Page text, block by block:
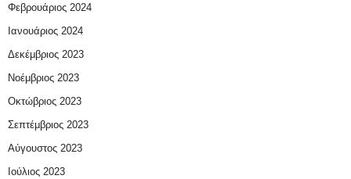
Φεβρουάριος 2024
Ιανουάριος 2024
Δεκέμβριος 2023
Νοέμβριος 2023
Οκτώβριος 2023
Σεπτέμβριος 2023
Αύγουστος 2023
Ιούλιος 2023